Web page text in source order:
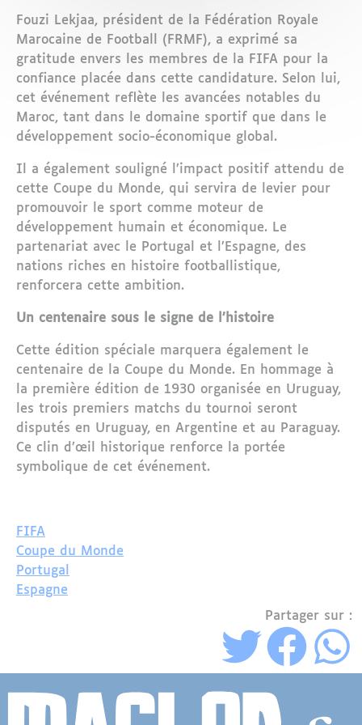
Fouzi Lekjaa, président de la Fédération Royale
Marocaine de Football (FRMF), a exprimé sa
gratitude envers les membres de la FIFA pour la
confiance placée dans cette candidature. Selon lui,
cet événement reflète les avancées notables du
Maroc, tant dans le domaine sportif que dans le
développement socio-économique global.
Il a également souligné l’impact positif attendu de
cette Coupe du Monde, qui servira de levier pour
promouvoir le sport comme moteur de
développement humain et économique. Le
partenariat avec le Portugal et l’Espagne, des
nations riches en histoire footballistique,
renforcera cette ambition.
Un centenaire sous le signe de l’histoire
Cette édition spéciale marquera également le
centenaire de la Coupe du Monde. En hommage à
la première édition de 1930 organisée en Uruguay,
les trois premiers matchs du tournoi seront
disputés en Uruguay, en Argentine et au Paraguay.
Ce clin d’œil historique renforce la portée
symbolique de cet événement.
FIFA
Coupe du Monde
Portugal
Espagne
Partager sur :